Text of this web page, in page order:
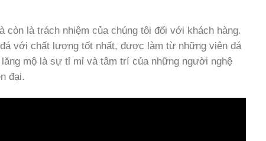
còn là trách nhiệm của chúng tôi đối với khách hàng.
với chất lượng tốt nhất, được làm từ những viên đá
mộ là sự tỉ mỉ và tâm trí của những người nghệ
đại.